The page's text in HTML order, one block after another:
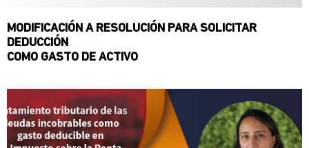
MODIFICACIÓN A RESOLUCIÓN PARA SOLICITAR
DEDUCCIÓN
COMO GASTO DE ACTIVO